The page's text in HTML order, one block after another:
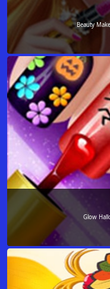
Beauty
Glow